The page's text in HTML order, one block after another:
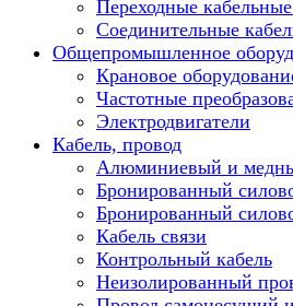
Переходные
Соединительные
Общепромышленное
Крановое
Частотные
Электродвигатели
Кабель, провод
Алюминиевый и
Бронированный
Бронированный
Кабель связи
Контрольный кабель
Неизолированный